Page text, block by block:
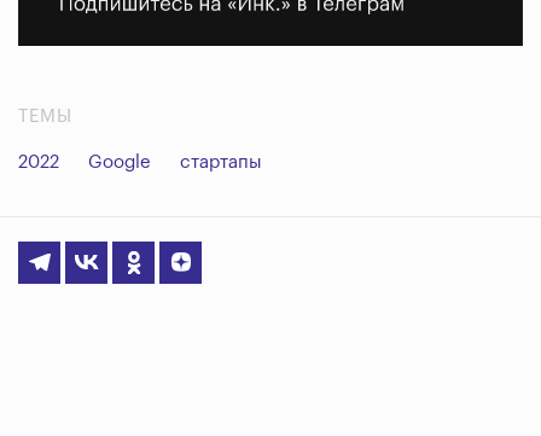
ТЕМЫ
2022 Google стартапы